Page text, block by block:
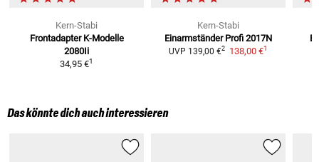
Kern-Stabi
Frontadapter K-Modelle
2080Ii
34,95 €1
Kern-Stabi
Einarmständer Profi 2017N
UVP 139,00 €2 138,00 €1
Das könnte dich auch interessieren